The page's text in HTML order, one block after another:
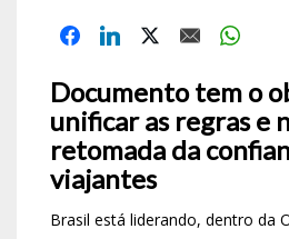
Documento tem o
unificar as regras e
retomada da
viajantes
Brasil está liderando, dentro da